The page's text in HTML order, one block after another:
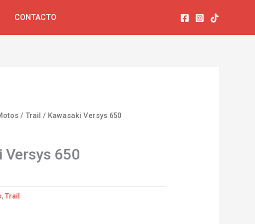
CONTACTO
/Trail / Kawasaki Versys 650
Versys 650
,Trail